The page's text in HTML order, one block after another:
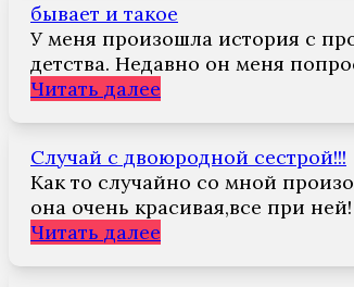
бывает и такое
У меня произошла история с
детства. Недавно он меня
Читать далее
Случай с двоюродной сестрой!!!
Как то случайно со мной
она очень красивая,все при
Читать далее